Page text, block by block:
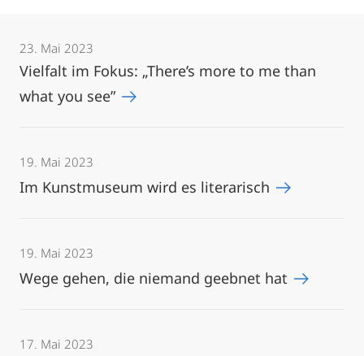
23. Mai 2023
Vielfalt im Fokus: „There’s more to me than
what you see”
19. Mai 2023
Im Kunstmuseum wird es literarisch
19. Mai 2023
Wege gehen, die niemand geebnet hat
17. Mai 2023